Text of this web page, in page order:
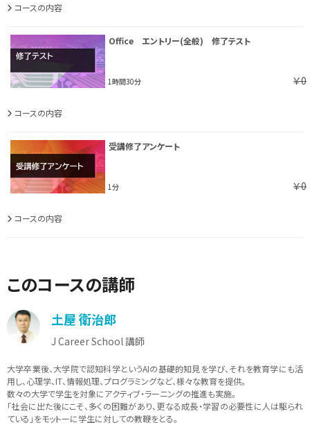
コースの内容
Office エントリー(全般) 修了テスト
1時間30分 ￥0
コースの内容
受講修了アンケート
1分 ￥0
コースの内容
このコースの講師
土屋 衛治郎
J Career School 講師
大学卒業後、大学院で認知科学というAIの基礎的知見を学び、それを教育学にも活
用し、心理学、IT、情報処理、プログラミングなど、様々な教育を提供。
数々の大学で学生を対象にアクティブ・ラーニングの推進も実施。
「社会に出た後にこそ、多くの困難があり、更なる成長・学習の必要性に人は駆られ
ている」をモットーに学生に対しての教鞭をとる。